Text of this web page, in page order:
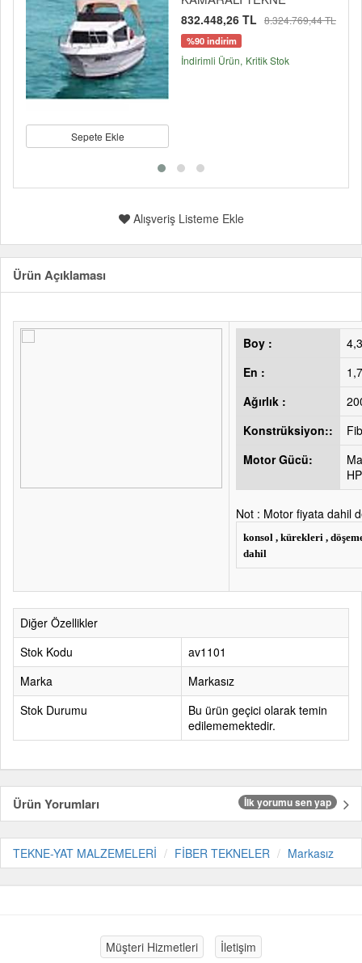
Sepete Ekle
832.448,26 TL 8.324.769,44 TL
%90 indirim
İndirimli Ürün Kritik Stok
Alışveriş Listeme Ekle
Ürün Açıklaması
Boy :
En :
Ağırlık :
Konstrüksiyon::
Motor Gücü:
HP
Not : Motor fiyata dahil
konsol , kürekleri ,
dahil
Diğer Özellikler
Stok Kodu
av1101
Marka
Markasız
Stok Durumu
Bu ürün geçici olarak temin
edilememektedir.
Ürün Yorumları İlk yorumu sen yap
TEKNE-YAT MALZEMELERİ FİBER TEKNELER Markasız
Müşteri Hizmetleri İletişim